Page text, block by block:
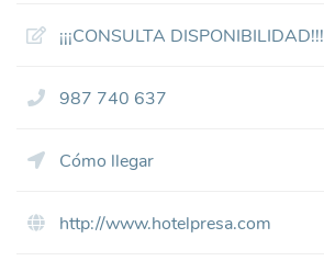
¡¡¡CONSULTA DISPONIBILIDAD!!!
987 740 637
Cómo llegar
http://www.hotelpresa.com